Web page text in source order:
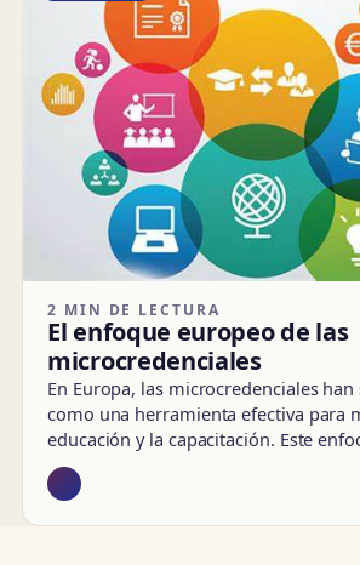
2 MIN DE LECTURA
El enfoque europeo de las
microcredenciales
En Europa, las microcredenciales
como una herramienta efectiva para
educación y la capacitación. Este